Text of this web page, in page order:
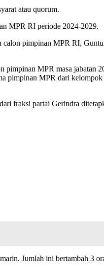
atau quorum.
MPR RI periode 2024-2029.
pimpinan MPR RI,
pimpinan MPR masa jabatan
pimpinan MPR dari
fraksi partai Gerindra
Jumlah ini bertambah 3